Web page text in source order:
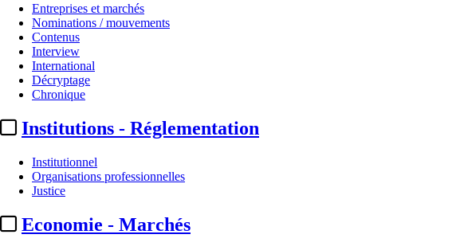
Entreprises et marchés
Nominations / mouvements
Contenus
Interview
International
Décryptage
Chronique
Institutions - Réglementation
Institutionnel
Organisations professionnelles
Justice
Economie - Marchés